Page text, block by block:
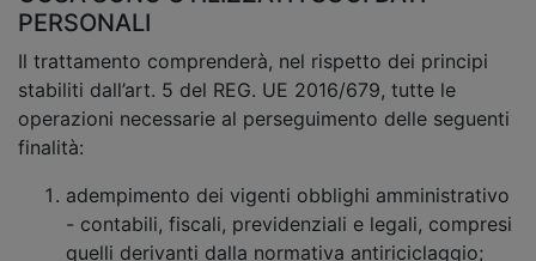
PERSONALI
Il trattamento comprenderà, nel rispetto dei principi
stabiliti dall’art. 5 del REG. UE 2016/679, tutte le
operazioni necessarie al perseguimento delle seguenti
finalità:
adempimento dei vigenti obblighi amministrativo
- contabili, fiscali, previdenziali e legali, compresi
quelli derivanti dalla normativa antiriciclaggio;